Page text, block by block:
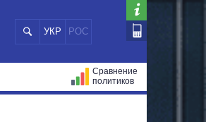
УКР РОС
Сравнение
политиков